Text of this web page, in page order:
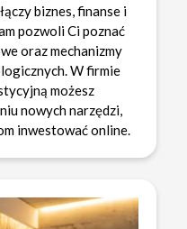
biznes, finanse i
pozwoli Ci poznać
oraz mechanizmy
W firmie
możesz
nowych narzędzi,
inwestować online.